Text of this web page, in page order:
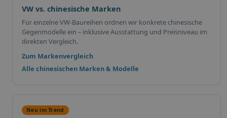
VW vs. chinesische Marken
Für einzelne VW-Baureihen ordnen wir konkrete chinesische
Gegenmodelle ein – inklusive Ausstattung und Preisniveau im
direkten Vergleich.
Zum Markenvergleich
Alle chinesischen Marken & Modelle
Neu im Trend